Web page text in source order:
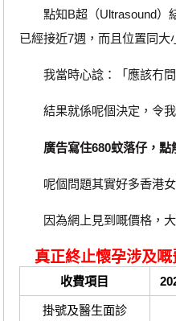
點知B超（Ultrasound）
已經接近7週，而且位置同大
我當時心諗：「應該冇問
結果就係呢個決定，令我
廣告寫住680蚊落仔，點
呢個問題其實好多香港女
因為網上見到嘅價格，大
真正終止懷孕涉及嘅
收費項目
掛號及醫生面診